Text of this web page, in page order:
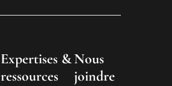
Expertises &
ressources
Nous
joindre